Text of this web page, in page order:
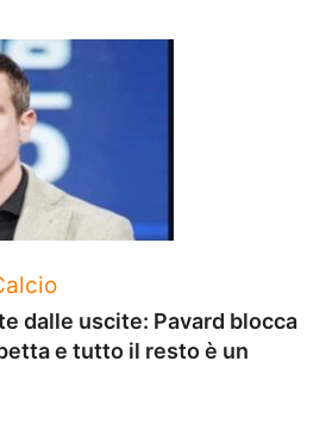
dalle uscite: Pavard blocca
e tutto il resto è un